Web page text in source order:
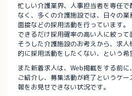
忙しい介護業界、人事担当者を専任
なく、多くの介護施設では、日々の
面接などの採用活動を行っています。
できるだけ採用確率の高い人に絞って
そうした介護施設のお考えから、求
的に採用活動をしたくない、という希
また新着求人は、Web掲載をする前
ご紹介し、募集活動が終了というケ
報をお見せできない状況です。